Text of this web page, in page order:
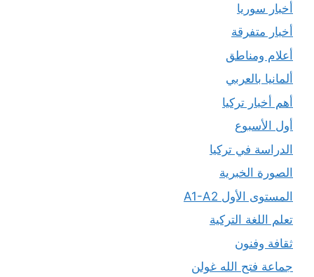
أخبار سوريا
أخبار متفرقة
أعلام ومناطق
ألمانيا بالعربي
أهم أخبار تركيا
أول الأسبوع
الدراسة في تركيا
الصورة الخبرية
المستوى الأول A1-A2
تعلم اللغة التركية
ثقافة وفنون
جماعة فتح الله غولن